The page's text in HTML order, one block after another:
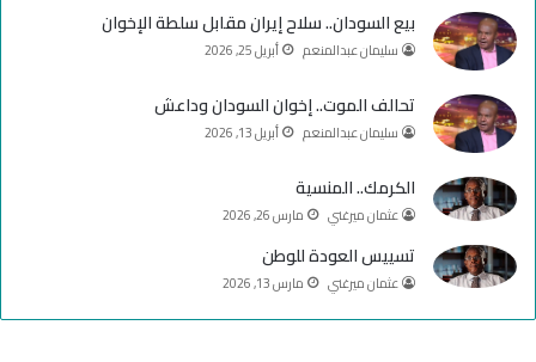
e
م
بيع السودان.. سلاح إيران مقابل سلطة الإخوان
سليمان عبدالمنعم أبريل 25, 2026
تحالف الموت.. إخوان السودان وداعش
سليمان عبدالمنعم أبريل 13, 2026
الكرمك.. المنسية
عثمان ميرغني مارس 26, 2026
تسييس العودة للوطن
عثمان ميرغني مارس 13, 2026